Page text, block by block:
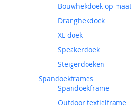
Bouwhekdoek op maat
Dranghekdoek
XL doek
Speakerdoek
Steigerdoeken
Spandoekframes
Spandoekframe
Outdoor textielframe